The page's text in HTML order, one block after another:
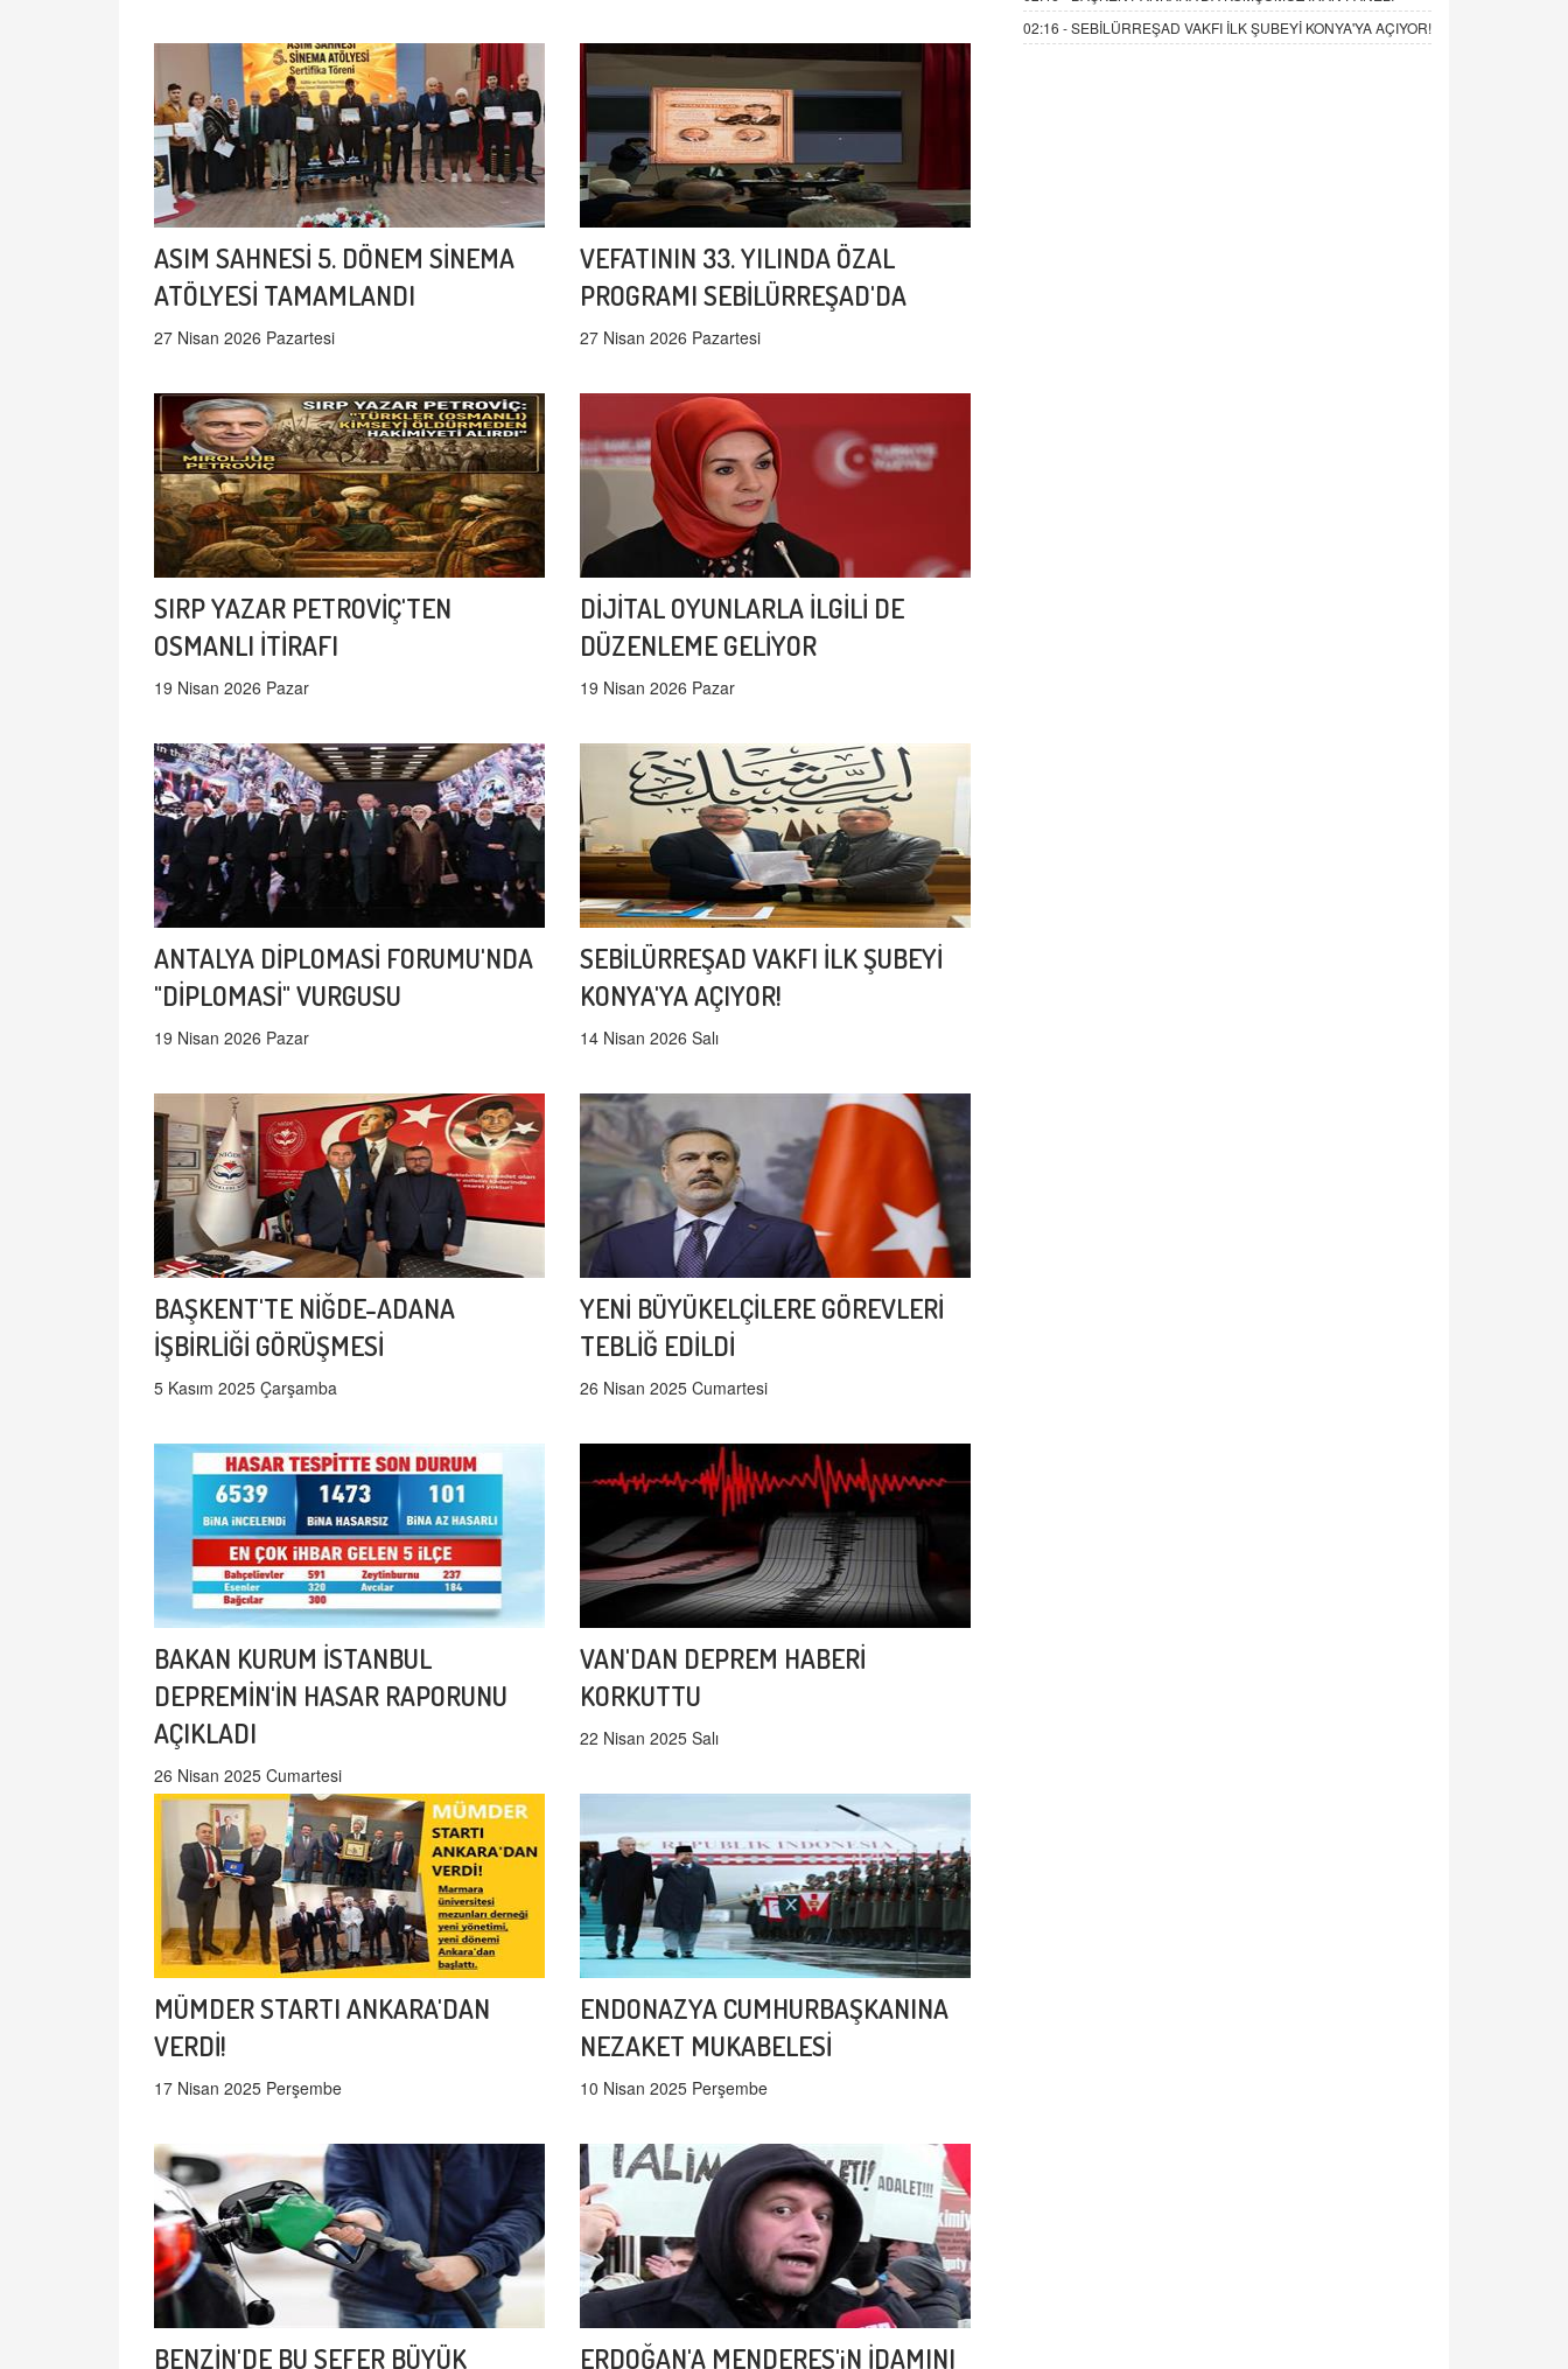
ASIM SAHNESİ 5. DÖNEM SİNEMA
ATÖLYESİ TAMAMLANDI
27 Nisan 2026 Pazartesi
VEFATININ 33. YILINDA ÖZAL
PROGRAMI SEBİLÜRREŞAD'DA
27 Nisan 2026 Pazartesi
SIRP YAZAR PETROVİÇ'TEN
OSMANLI İTİRAFI
19 Nisan 2026 Pazar
DİJİTAL OYUNLARLA İLGİLİ DE
DÜZENLEME GELİYOR
19 Nisan 2026 Pazar
ANTALYA DİPLOMASİ FORUMU'NDA
"DİPLOMASİ" VURGUSU
19 Nisan 2026 Pazar
SEBİLÜRREŞAD VAKFI İLK ŞUBEYİ
KONYA'YA AÇIYOR!
14 Nisan 2026 Salı
BAŞKENT'TE NİĞDE-ADANA
İŞBİRLİĞİ GÖRÜŞMESİ
5 Kasım 2025 Çarşamba
YENİ BÜYÜKELÇİLERE GÖREVLERİ
TEBLİĞ EDİLDİ
26 Nisan 2025 Cumartesi
BAKAN KURUM İSTANBUL
DEPREMİN'İN HASAR RAPORUNU
AÇIKLADI
26 Nisan 2025 Cumartesi
VAN'DAN DEPREM HABERİ
KORKUTTU
22 Nisan 2025 Salı
MÜMDER STARTI ANKARA'DAN
VERDİ!
17 Nisan 2025 Perşembe
ENDONAZYA CUMHURBAŞKANINA
NEZAKET MUKABELESİ
10 Nisan 2025 Perşembe
BENZİN'DE BU SEFER BÜYÜK ERDOĞAN'A MENDERES'iN İDAMINI
02:16 -SEBİLÜRREŞAD VAKFI İLK ŞUBEYİ KONYA'YA AÇIYOR!